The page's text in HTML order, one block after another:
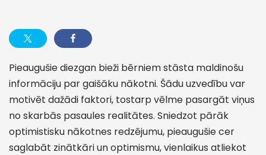
Pieaugušie diezgan bieži bērniem stāsta maldinošu
informāciju par gaišāku nākotni. Šādu uzvedību var
motivēt dažādi faktori, tostarp vēlme pasargāt viņus
no skarbās pasaules realitātes. Sniedzot pārāk
optimistisku nākotnes redzējumu, pieaugušie cer
saglabāt zinātkāri un optimismu, vienlaikus atliekot